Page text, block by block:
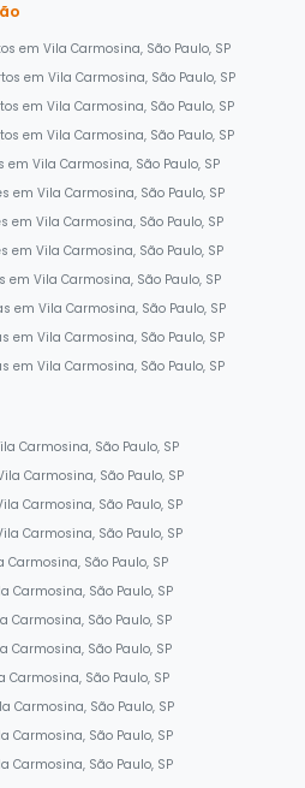
em Vila Carmosina, São Paulo, SP
em Vila Carmosina, São Paulo, SP
em Vila Carmosina, São Paulo, SP
em Vila Carmosina, São Paulo, SP
Vila Carmosina, São Paulo, SP
Vila Carmosina, São Paulo, SP
Vila Carmosina, São Paulo, SP
Vila Carmosina, São Paulo, SP
Vila Carmosina, São Paulo, SP
Vila Carmosina, São Paulo, SP
Vila Carmosina, São Paulo, SP
Vila Carmosina, São Paulo, SP
Carmosina, São Paulo, SP
Carmosina, São Paulo, SP
Carmosina, São Paulo, SP
Carmosina, São Paulo, SP
São Paulo, SP
Carmosina, São Paulo, SP
São Paulo, SP
São Paulo, SP
São Paulo, SP
Carmosina, São Paulo, SP
Carmosina, São Paulo, SP
Carmosina, São Paulo, SP